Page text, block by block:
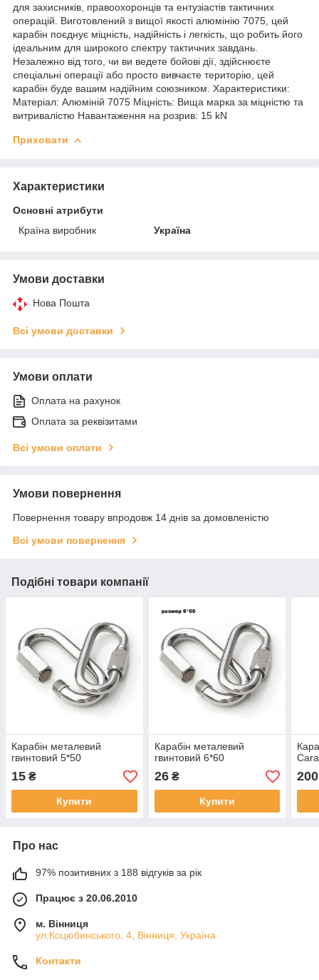
для захисників, правоохоронців та ентузіастів тактичних
операцій. Виготовлений з вищої якості алюмінію 7075, цей
карабін поєднує міцність, надійність і легкість, що робить його
ідеальним для широкого спектру тактичних завдань.
Незалежно від того, чи ви ведете бойові дії, здійснюєте
спеціальні операції або просто вивчаєте територію, цей
карабін буде вашим надійним союзником. Характеристики:
Матеріал: Алюміній 7075 Міцність: Вища марка за міцністю та
витривалістю Навантаження на розрив: 15 kN
Приховати
Характеристики
Основні атрибути
Країна виробник
Україна
Умови доставки
Нова Пошта
Всі умови доставки
Умови оплати
Оплата на рахунок
Оплата за реквізитами
Всі умови оплати
Умови повернення
Повернення товару впродовж 14 днів за домовленістю
Всі умови повернення
Подібні товари компанії
Карабін металевий
гвинтовий 5*50
15 ₴
Купити
Карабін металевий
гвинтовий 6*60
26₴
Купити
200
Про нас
97% позитивних з 188 відгуків за рік
Працює з 20.06.2010
м. Вінниця
ул.Коцюбинського, 4, Вінниця, Україна
Контакти